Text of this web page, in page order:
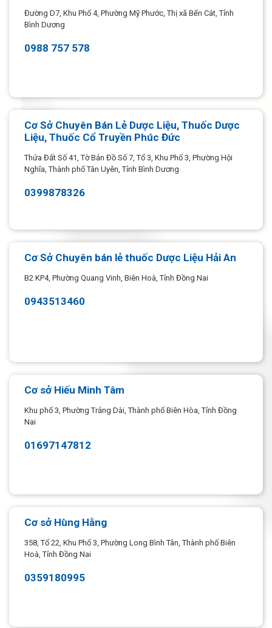
Đường D7, Khu Phố 4, Phường Mỹ Phước, Thị xã Bến Cát, Tỉnh
Bình Dương
0988 757 578
Cơ Sở Chuyên Bán Lẻ Dược Liệu, Thuốc Dược
Liệu, Thuốc Cổ Truyền Phúc Đức
Thửa Đất Số 41, Tờ Bản Đồ Số 7, Tổ 3, Khu Phố 3, Phường Hội
Nghĩa, Thành phố Tân Uyên, Tỉnh Bình Dương
0399878326
Cơ Sở Chuyên bán lẻ thuốc Dược Liệu Hải An
B2 KP4, Phường Quang Vinh, Biên Hoà, Tỉnh Đồng Nai
0943513460
Cơ sở Hiếu Minh Tâm
Khu phố 3, Phường Trảng Dài, Thành phố Biên Hòa, Tỉnh Đồng
Nai
01697147812
Cơ sở Hùng Hằng
358, Tổ 22, Khu Phố 3, Phường Long Bình Tân, Thành phố Biên
Hoà, Tỉnh Đồng Nai
0359180995